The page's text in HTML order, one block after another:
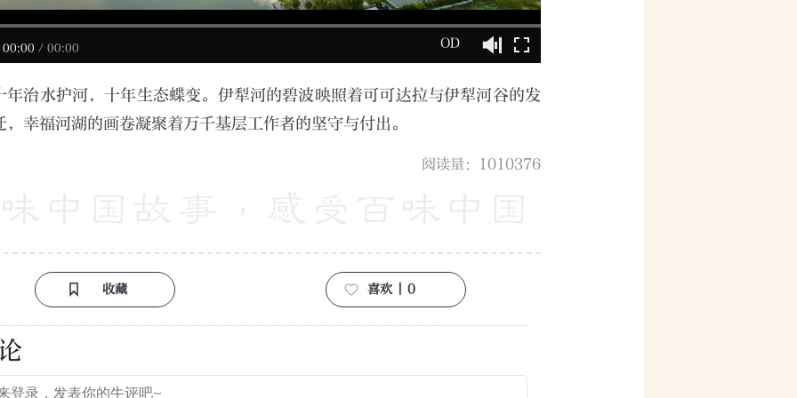
00:00 / 00:00 OD
年治水护河，十年生态蝶变。伊犁河的碧波映照着可可达拉与伊犁河谷的发
，幸福河湖的画卷凝聚着万千基层工作者的坚守与付出。
阅读量：1010376
收藏 喜欢 0